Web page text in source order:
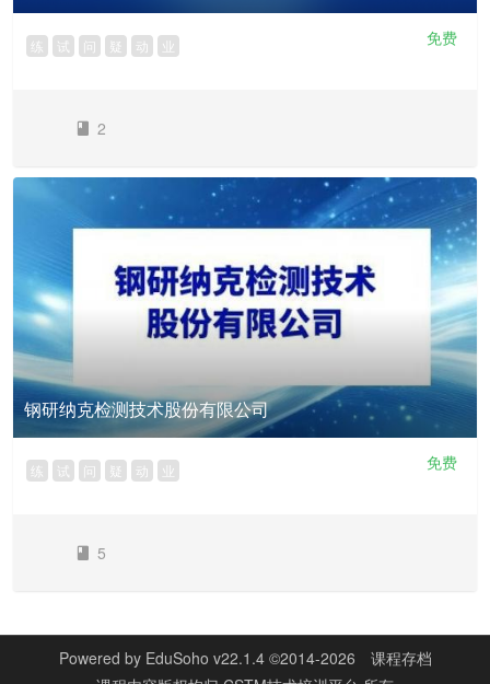
练 试 问 疑 动 业 免费
2
钢研纳克检测技术股份有限公司
练 试 问 疑 动 业 免费
5
Powered by EduSoho v22.1.4©2014-2026
课程存档